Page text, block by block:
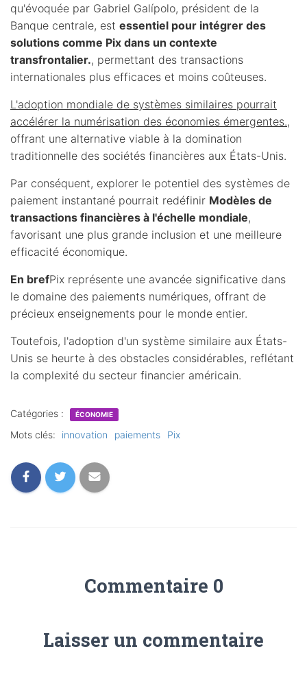
qu'évoquée par Gabriel Galípolo, président de la
Banque centrale, est essentiel pour intégrer des
solutions comme Pix dans un contexte
transfrontalier., permettant des transactions
internationales plus efficaces et moins coûteuses.
L'adoption mondiale de systèmes similaires pourrait
accélérer la numérisation des économies émergentes.,
offrant une alternative viable à la domination
traditionnelle des sociétés financières aux États-Unis.
Par conséquent, explorer le potentiel des systèmes de
paiement instantané pourrait redéfinir Modèles de
transactions financières à l'échelle mondiale,
favorisant une plus grande inclusion et une meilleure
efficacité économique.
En brefPix représente une avancée significative dans
le domaine des paiements numériques, offrant de
précieux enseignements pour le monde entier.
Toutefois, l'adoption d'un système similaire aux États-
Unis se heurte à des obstacles considérables, reflétant
la complexité du secteur financier américain.
Catégories : ÉCONOMIE
Mots clés: innovation paiements Pix
Commentaire 0
Laisser un commentaire